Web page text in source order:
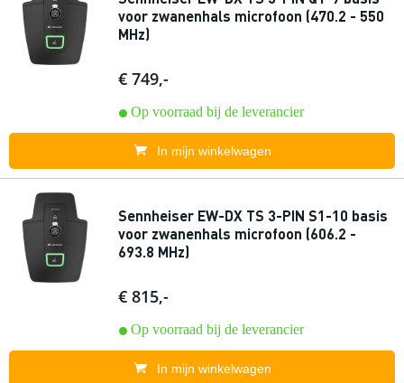
voor zwanenhals microfoon (470.2 - 550
MHz)
€ 749,-
Op voorraad bij de leverancier
In mijn winkelwagen
Sennheiser EW-DX TS 3-PIN S1-10 basis
voor zwanenhals microfoon (606.2 -
693.8 MHz)
€ 815,-
Op voorraad bij de leverancier
In mijn winkelwagen